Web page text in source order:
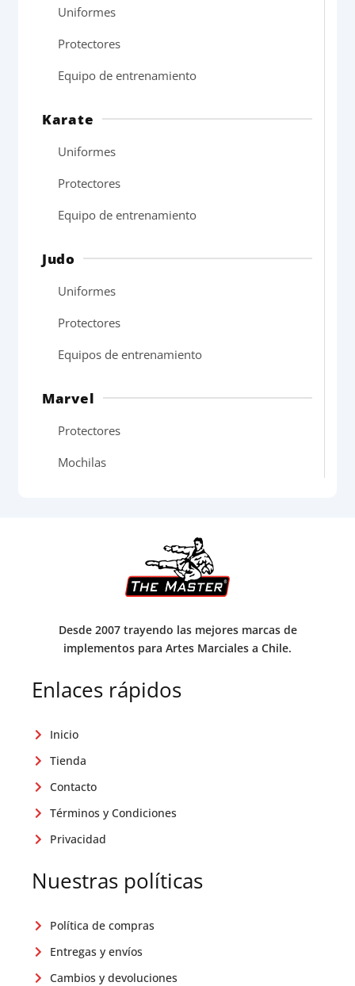
Uniformes
Protectores
Equipo de entrenamiento
Karate
Uniformes
Protectores
Equipo de entrenamiento
Judo
Uniformes
Protectores
Equipos de entrenamiento
Marvel
Protectores
Mochilas
Desde 2007 trayendo las mejores marcas de
implementos para Artes Marciales a Chile.
Enlaces rápidos
Inicio
Tienda
Contacto
Términos y Condiciones
Privacidad
Nuestras políticas
Política de compras
Entregas y envíos
Cambios y devoluciones